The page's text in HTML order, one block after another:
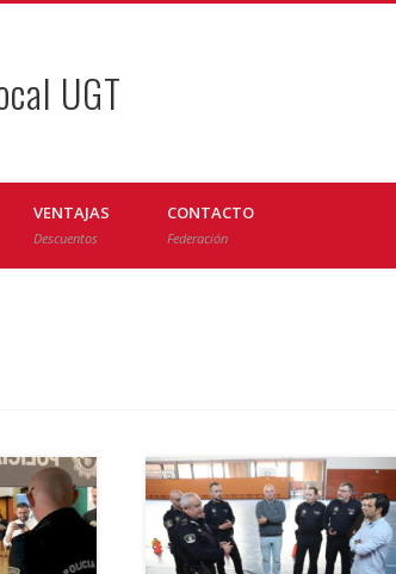
UGT
VENTAJAS
Descuentos
CONTACTO
Federación